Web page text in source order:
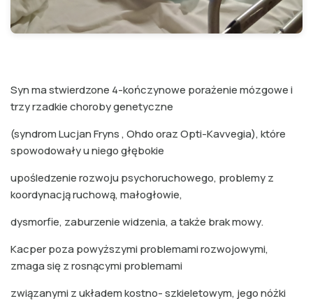
Syn ma stwierdzone 4-kończynowe porażenie mózgowe i
trzy rzadkie choroby genetyczne
(syndrom Lucjan Fryns , Ohdo oraz Opti-Kavvegia), które
spowodowały u niego głębokie
upośledzenie rozwoju psychoruchowego, problemy z
koordynacją ruchową, małogłowie,
dysmorfie, zaburzenie widzenia, a także brak mowy.
Kacper poza powyższymi problemami rozwojowymi,
zmaga się z rosnącymi problemami
związanymi z układem kostno- szkieletowym, jego nóżki